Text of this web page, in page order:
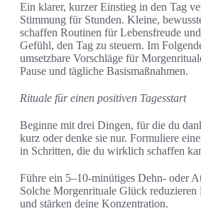
Ein klarer, kurzer Einstieg in den Tag
Stimmung für Stunden. Kleine,
schaffen Routinen für Lebensfreude
Gefühl, den Tag zu steuern. Im
umsetzbare Vorschläge für
Pause und tägliche Basismaßnahmen.
Rituale für einen positiven Tagesstart
Beginne mit drei Dingen, für die du
kurz oder denke sie nur. Formuliere
in Schritten, die du wirklich schaffen
Führe ein 5–10-minütiges Dehn- oder
Solche Morgenrituale Glück reduzieren
und stärken deine Konzentration.